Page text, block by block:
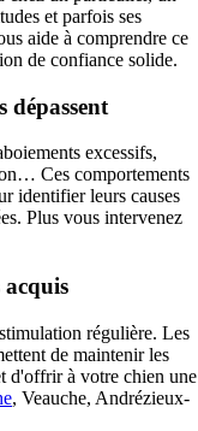
et parfois ses
aide à comprendre ce
de confiance solide.
dépassent
excessifs,
Ces comportements
identifier leurs causes
Plus vous intervenez
régulière. Les
de maintenir les
d'offrir à votre chien une
, Veauche, Andrézieux-